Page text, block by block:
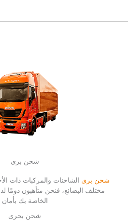
شحن برى
شحن برى الشاحنات والمركبات ذات
مختلف البضائع، فنحن متأهبون دومًا
الخاصة بك بأمان
شحن بحرى